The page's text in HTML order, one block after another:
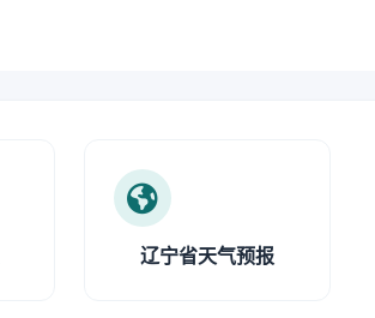
辽宁省天气预报